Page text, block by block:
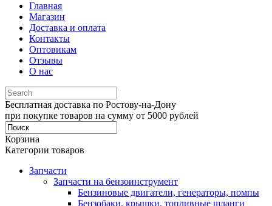
Главная
Магазин
Доставка и оплата
Контакты
Оптовикам
Отзывы
О нас
Бесплатная доставка по Ростову-на-Дону
при покупке товаров на сумму от 5000 рублей
Корзина
Категории товаров
Запчасти
Запчасти на бензоинструмент
Бензиновые двигатели, генераторы, помпы
Бензобаки, крышки, топливные шланги